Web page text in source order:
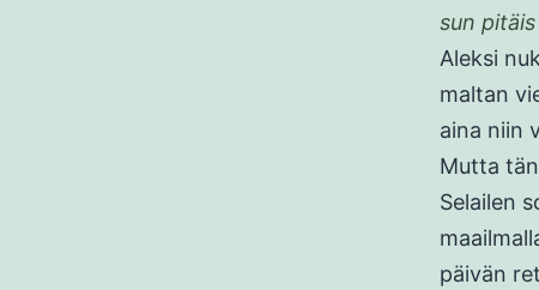
sun
Aleksi
maltan
aina niin
Mutta
Selailen
päivän